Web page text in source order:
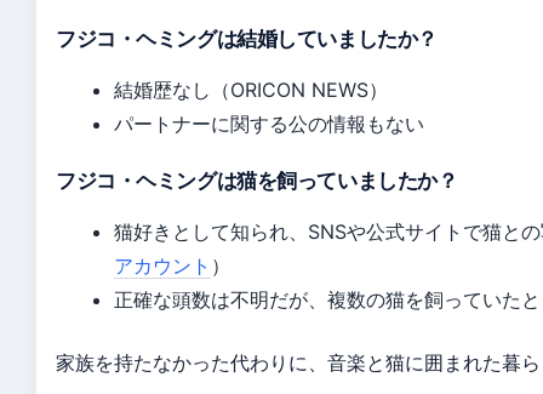
フジコ・ヘミングは結婚していましたか？
結婚歴なし（ORICON NEWS）
パートナーに関する公の情報もない
フジコ・ヘミングは猫を飼っていましたか？
猫好きとして知られ、SNSや公式サイトで猫と
アカウント ）
正確な頭数は不明だが、複数の猫を飼っていた
家族を持たなかった代わりに、音楽と猫に囲まれた暮